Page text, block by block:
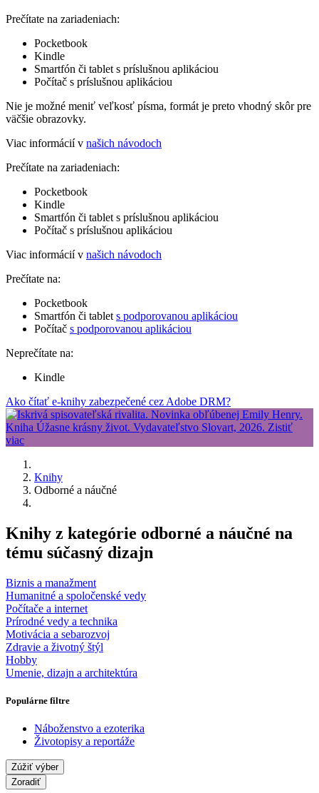
Prečítate na zariadeniach:
Pocketbook
Kindle
Smartfón či tablet s príslušnou aplikáciou
Počítač s príslušnou aplikáciou
Nie je možné meniť veľkosť písma, formát je preto vhodný skôr pre
väčšie obrazovky.
Viac informácií v našich návodoch
Prečítate na zariadeniach:
Pocketbook
Kindle
Smartfón či tablet s príslušnou aplikáciou
Počítač s príslušnou aplikáciou
Viac informácií v našich návodoch
Prečítate na:
Pocketbook
Smartfón či tablet s podporovanou aplikáciou
Počítač s podporovanou aplikáciou
Neprečítate na:
Kindle
Ako čítať e-knihy zabezpečené cez Adobe DRM?
Knihy
Odborné a náučné
Knihy z kategórie odborné a náučné na
tému súčasný dizajn
Biznis a manažment
Humanitné a spoločenské vedy
Počítače a internet
Prírodné vedy a technika
Motivácia a sebarozvoj
Zdravie a životný štýl
Hobby
Umenie, dizajn a architektúra
Populárne filtre
Náboženstvo a ezoterika
Životopisy a reportáže
Zúžiť výber
Zoradiť